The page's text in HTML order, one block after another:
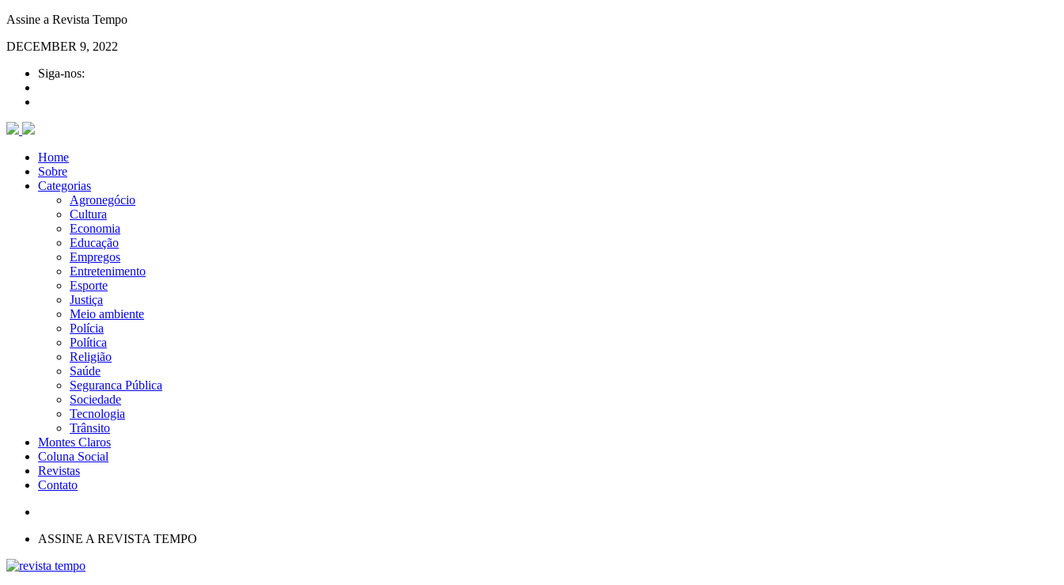
Assine a Revista Tempo
DECEMBER 9, 2022
Siga-nos:
Home
Sobre
Categorias
Agronegócio
Cultura
Economia
Educação
Empregos
Entretenimento
Esporte
Justiça
Meio ambiente
Polícia
Política
Religião
Saúde
Seguranca Pública
Sociedade
Tecnologia
Trânsito
Montes Claros
Coluna Social
Revistas
Contato
ASSINE A REVISTA TEMPO